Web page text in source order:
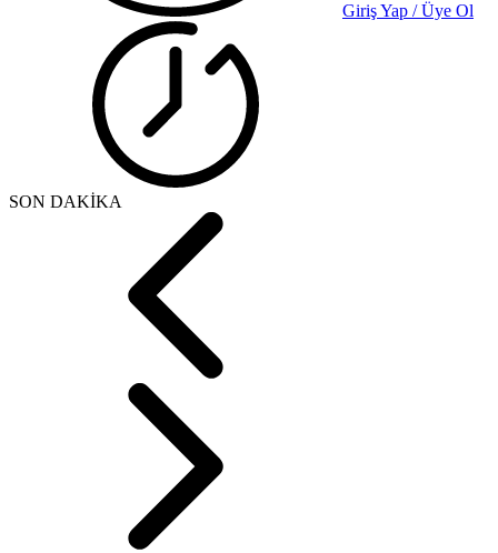
Giriş Yap / Üye Ol
SON DAKİKA